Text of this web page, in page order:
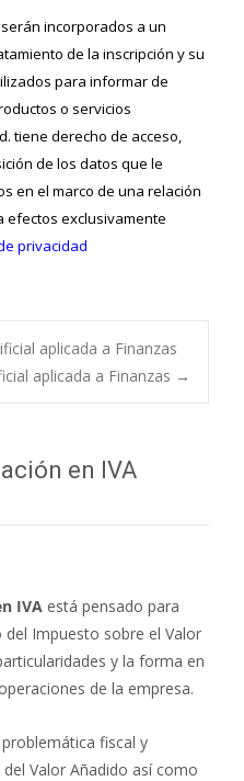
incorporados a un
de la inscripción y su
para informar de
o servicios
tiene derecho de acceso,
de los datos que le
en el marco de una relación
efectos exclusivamente
privacidad
de
aplicada a Finanzas
aplicada a Finanzas →
en IVA
IVA está pensado para
Impuesto sobre el Valor
y la forma en
de la empresa.
fiscal y
Valor Añadido así como